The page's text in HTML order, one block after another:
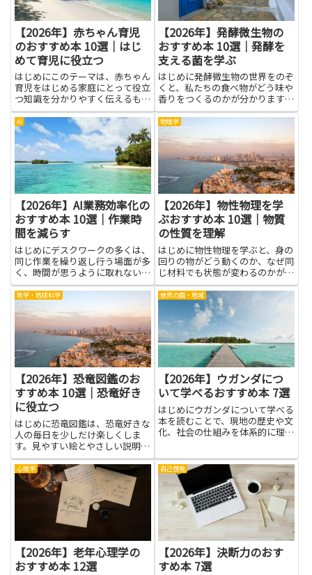
【2026年】赤ちゃん育児
のおすすめ本 10選｜はじ
めて育児に役立つ
はじめにこのテーマは、赤ちゃん
育児をはじめる家庭にとって役立
つ知識を分かりやすく伝えるもの
です。初めての育児では、眠さや
不安、日々のケアのコツなどが混
ざりがちです。本を読むと、基本
の育児の流れや、赤ちゃんの表情
の読み方、安心して過ごす工夫
が...
【2026年】発酵微生物の
おすすめ本 10選｜発酵を
支える菌を学ぶ
はじめに発酵微生物の世界をのぞ
くと、私たちの食べ物がどう味や
香りをつくるのかが分かります。
発影を支える菌を学ぶと、身近な
発酵食品がどうできているのかが
見えてきます。安全な取り扱い方
も自然に身につくので、台所での
実験や料理のときに役立ちま
AI
【2026年】AI業務効率化の
おすすめ本 10選｜作業時
間を減らす
はじめにデスクワークの多くは、
同じ作業を繰り返し行う場面が多
く、時間が思うように取れないと
感じる人が多いです。AI業務効率
化について学ぶと、日常の業務を
見直すきっかけが生まれ、どう改
善するかのヒントを見つけやすく
なります。難しい道具を一度に...
物理学
【2026年】物性物理を学
ぶおすすめ本 10選｜物質
の性質を理解
はじめに物性物理を学ぶと、身の
回りの物がどう動くのか、なぜ同
じ材料でも状態が変わるのかが、
ひとつの筋で見えてきます。原子
の動きや、金属が電気を流すしく
み、結晶の形が物性にどう影響す
るかといった基本の考え方を、や
さしい言葉と身近な例で丁寧に
理...
地学・地球科学
【2026年】恐竜図鑑のお
すすめ本 10選｜恐竜好き
に役立つ
はじめに恐竜図鑑は、恐竜好きな
人の毎日を少しだけ楽しくしま
す。見やすい絵とやさしい説明が
そろえば、名前や姿、くらしのよ
うすを自然に覚えられます。読み
進めるうちに、昔の地球の姿を想
像する力が育ち、博物館の展示を
より深く読み解く手助けにもなり
世界の国・地域
【2026年】ウガンダにつ
いて学べるおすすめ本 7選
はじめにウガンダについて学べる
本を読むことで、現地の歴史や文
化、社会の仕組みを体系的に理解
や暮らし、自然環境への理解を深
める手段です。旅行前の基礎知識
や研究・仕事で必要な背景情
報、...
心理学
【2026年】老年心理学の
おすすめ本 12選
自己啓発
【2026年】決断力のおす
すめ本 7選